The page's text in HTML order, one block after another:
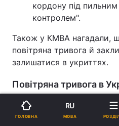
кордону під
контролем".
Також у КМВА нагадали,
повітряна тривога й
залишатися в укриттях.
Повітряна тривога в
Близько 12:45 6 січня
було оголошено
ГОЛОВНА
RU
МОВА